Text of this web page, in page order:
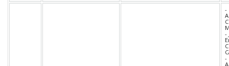
-
-
-